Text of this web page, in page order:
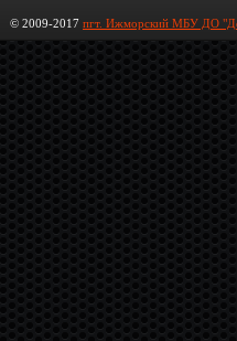
© 2009-2017 пгт. Ижморский МБУ ДО